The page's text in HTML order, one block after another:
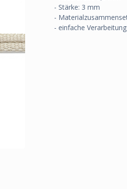
- Stärke: 3 mm
-
- einfache